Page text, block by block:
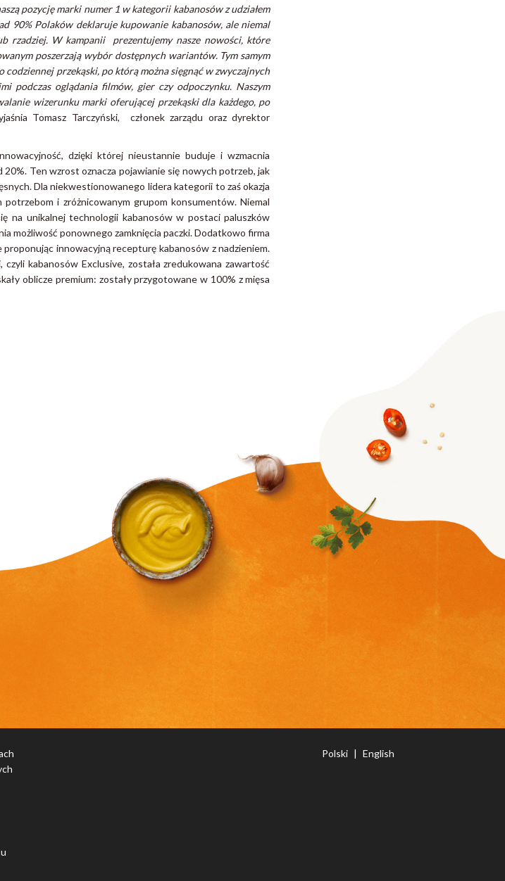
pozycję marki numer 1 w kategorii kabanosów z udziałem
90% Polaków deklaruje kupowanie kabanosów, ale niemal
rzadziej. W kampanii prezentujemy nasze nowości, które
poszerzają wybór dostępnych wariantów. Tym samym
codziennej przekąski, po którą można sięgnąć w zwyczajnych
podczas oglądania filmów, gier czy odpoczynku. Naszym
wizerunku marki oferującej przekąski dla każdego, po
Tomasz Tarczyński, członek zarządu oraz dyrektor
dzięki której nieustannie buduje i wzmacnia
20%. Ten wzrost oznacza pojawianie się nowych potrzeb, jak
Dla niekwestionowanego lidera kategorii to zaś okazja
i zróżnicowanym grupom konsumentów. Niemal
na unikalnej technologii kabanosów w postaci paluszków
możliwość ponownego zamknięcia paczki. Dodatkowo firma
innowacyjną recepturę kabanosów z nadzieniem.
kabanosów Exclusive, została zredukowana zawartość
oblicze premium: zostały przygotowane w 100% z mięsa
Polski | English